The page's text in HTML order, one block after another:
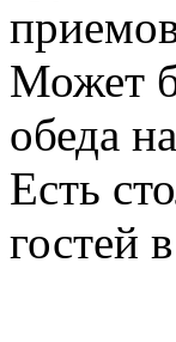
Может
обеда
Есть
гостей